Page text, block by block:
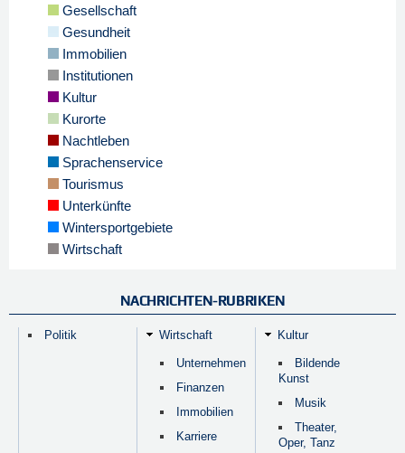
Gesellschaft
Gesundheit
Immobilien
Institutionen
Kultur
Kurorte
Nachtleben
Sprachenservice
Tourismus
Unterkünfte
Wintersportgebiete
Wirtschaft
NACHRICHTEN-RUBRIKEN
Politik Wirtschaft
Unternehmen
Finanzen
Immobilien
Karriere
Kultur
Bildende
Kunst
Musik
Theater,
Oper, Tanz